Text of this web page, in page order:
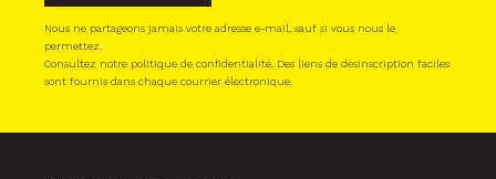
Nous ne partageons jamais votre adresse e-mail, sauf si vous nous le
permettez.
Consultez notre politique de confidentialité. Des liens de désinscription faciles
sont fournis dans chaque courrier électronique.